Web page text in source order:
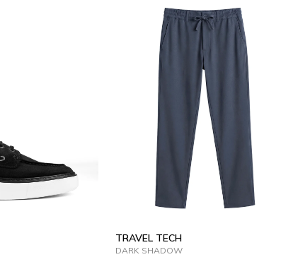
TRAVEL TECH
DARK SHADOW